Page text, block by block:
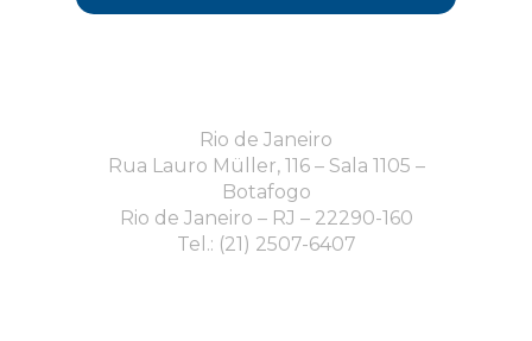
Rio de Janeiro
Rua Lauro Müller, 116 – Sala 1105 –
Botafogo
Rio de Janeiro – RJ – 22290-160
Tel.: (21) 2507-6407